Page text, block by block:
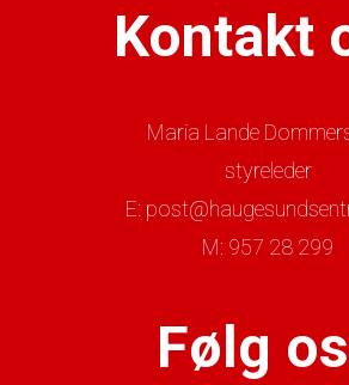
Kontakt
Maria Lande
styreleder
E:
M: 957 28 299
Følg